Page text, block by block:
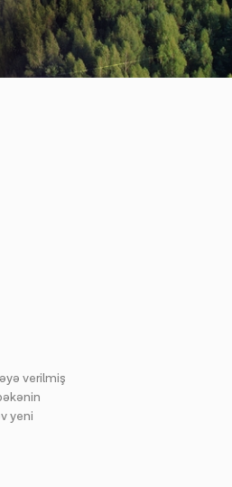
verilmiş
yeni